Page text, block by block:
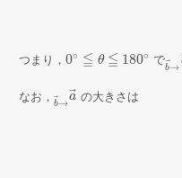
つまり， 0∘ ≦ θ ≦ 180∘
0∘ ≦θ ≦ 180∘ で
b⃗→
b
なお，
b→
a
b →→a→
の大きさは